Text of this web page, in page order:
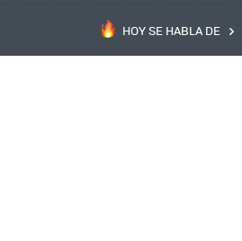
HOY SE HABLA DE